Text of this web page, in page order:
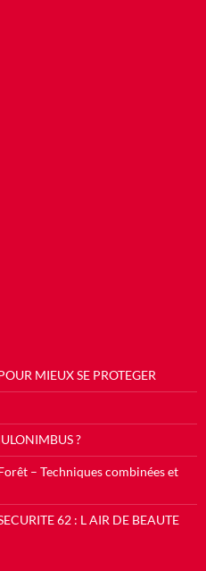
MIEUX SE PROTEGER
?
– Techniques combinées et
62 : L AIR DE BEAUTE